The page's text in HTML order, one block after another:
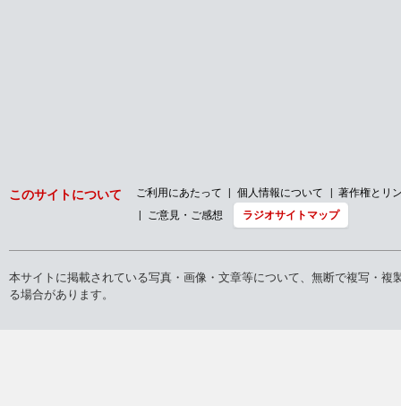
このサイトについて ご利用にあたって 個人情報について
著作権とリ
ご意見・ご感想
ラジオサイトマップ
本サイトに掲載されている写真・画像・文章等について、無断で複写・
る場合があります。